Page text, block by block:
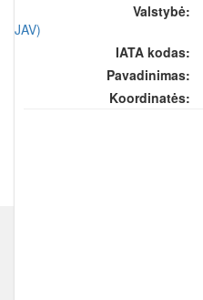
Valstybė:
(JAV)
IATA kodas:
Pavadinimas:
Koordinatės: